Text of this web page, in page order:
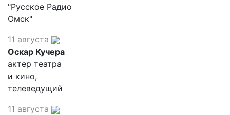
"Русское Радио
Омск"
11 августа
Оскар Кучера
актер театра
и кино,
телеведущий
11 августа